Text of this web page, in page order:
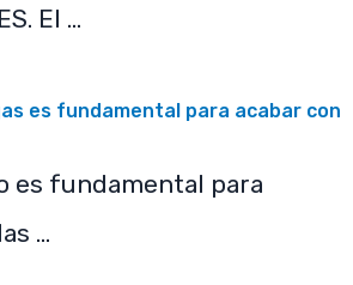
El …
es fundamental para acabar con
es fundamental para
…